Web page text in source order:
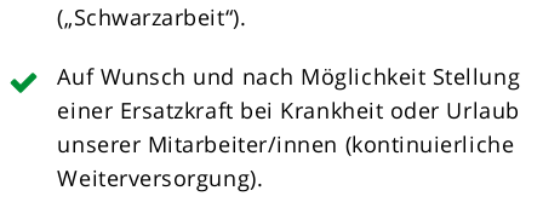
(„Schwarzarbeit“).
Auf Wunsch und nach Möglichkeit Stellung
einer Ersatzkraft bei Krankheit oder Urlaub
unserer Mitarbeiter/innen (kontinuierliche
Weiterversorgung).